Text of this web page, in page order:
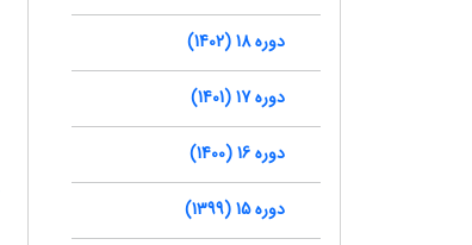
دوره 18 (1402)
دوره 17 (1401)
دوره 16 (1400)
دوره 15 (1399)